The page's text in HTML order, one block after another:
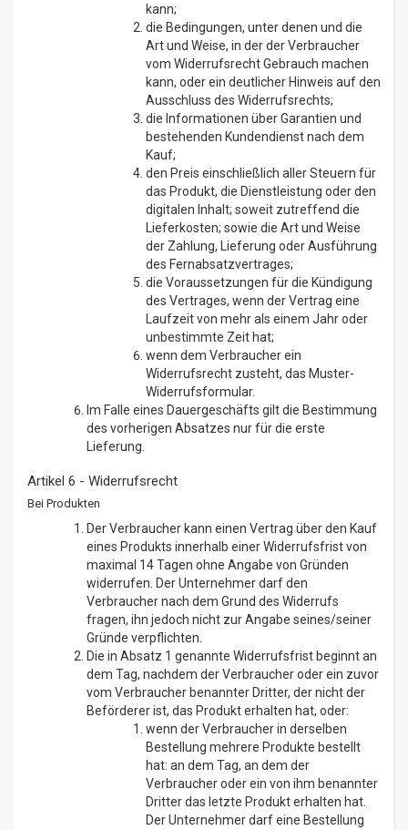
kann;
die Bedingungen, unter denen und die
Art und Weise, in der der Verbraucher
vom Widerrufsrecht Gebrauch machen
kann, oder ein deutlicher Hinweis auf den
Ausschluss des Widerrufsrechts;
die Informationen über Garantien und
bestehenden Kundendienst nach dem
Kauf;
den Preis einschließlich aller Steuern für
das Produkt, die Dienstleistung oder den
digitalen Inhalt; soweit zutreffend die
Lieferkosten; sowie die Art und Weise
der Zahlung, Lieferung oder Ausführung
des Fernabsatzvertrages;
die Voraussetzungen für die Kündigung
des Vertrages, wenn der Vertrag eine
Laufzeit von mehr als einem Jahr oder
unbestimmte Zeit hat;
wenn dem Verbraucher ein
Widerrufsrecht zusteht, das Muster-
Widerrufsformular.
Im Falle eines Dauergeschäfts gilt die Bestimmung
des vorherigen Absatzes nur für die erste
Lieferung.
Artikel 6 - Widerrufsrecht
Bei Produkten
Der Verbraucher kann einen Vertrag über den Kauf
eines Produkts innerhalb einer Widerrufsfrist von
maximal 14 Tagen ohne Angabe von Gründen
widerrufen. Der Unternehmer darf den
Verbraucher nach dem Grund des Widerrufs
fragen, ihn jedoch nicht zur Angabe seines/seiner
Gründe verpflichten.
Die in Absatz 1 genannte Widerrufsfrist beginnt an
dem Tag, nachdem der Verbraucher oder ein zuvor
vom Verbraucher benannter Dritter, der nicht der
Beförderer ist, das Produkt erhalten hat, oder:
wenn der Verbraucher in derselben
Bestellung mehrere Produkte bestellt
hat: an dem Tag, an dem der
Verbraucher oder ein von ihm benannter
Dritter das letzte Produkt erhalten hat.
Der Unternehmer darf eine Bestellung